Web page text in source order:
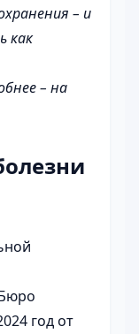
– и
как
– на
год от